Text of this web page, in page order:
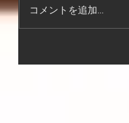
コメントを追加…